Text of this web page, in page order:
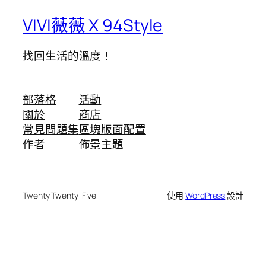
VIVI薇薇 X 94Style
找回生活的溫度！
部落格
關於
常見問題集
作者
活動
商店
區塊版面配置
佈景主題
Twenty Twenty-Five 使用WordPress設計